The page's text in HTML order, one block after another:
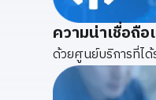
ความน่าเชื่อถื
ด้วยศูนย์บริการที่ได้